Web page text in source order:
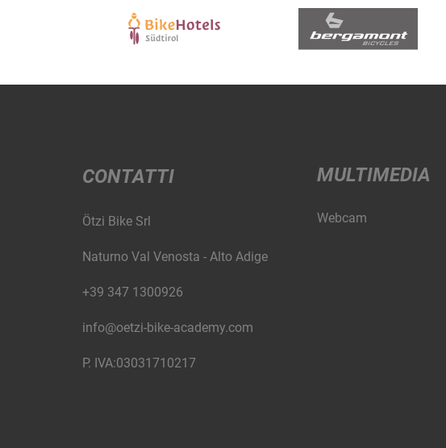
CONTATTI
Ötzi Bike Srl
Naturno Val Venosta - Alto Adige
+39 347 1300926
info@oetzi-bike-academy.com
P. IVA:03031710217
MULTIMEDIA
Webcam